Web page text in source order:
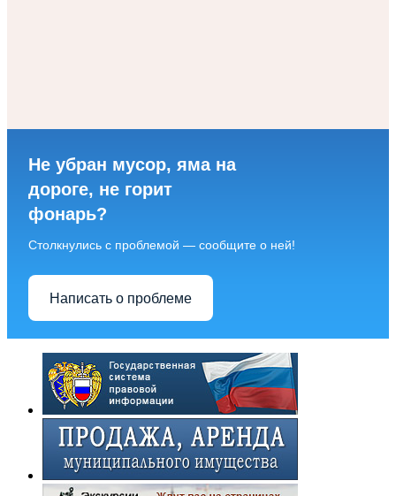
Не убран мусор, яма на
дороге, не горит
фонарь?
Столкнулись с проблемой — сообщите о ней!
Написать о проблеме